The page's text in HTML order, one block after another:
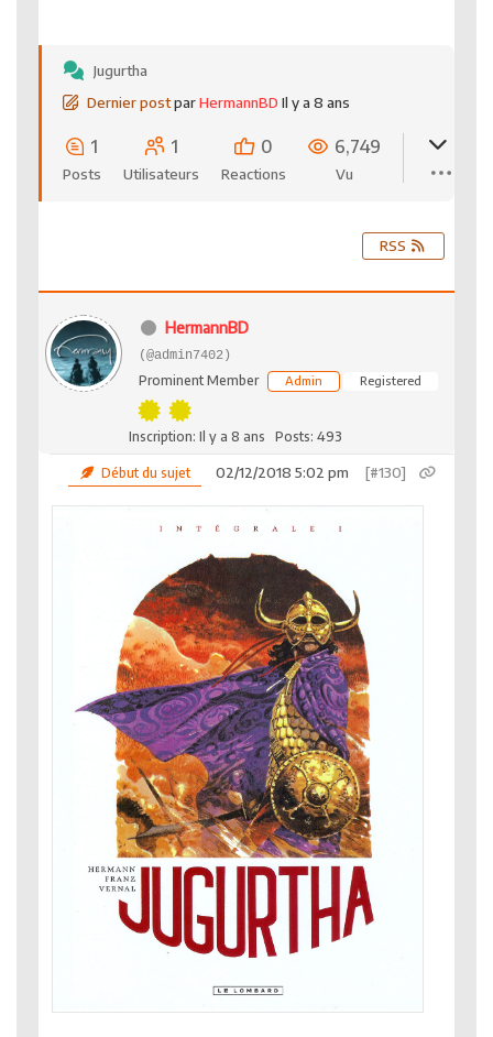
Jugurtha
Dernier postparHermannBD Il y a 8 ans
1
Posts
1
Utilisateurs
0
Reactions
6,749
Vu
RSS
HermannBD
(@admin7402)
Prominent Member Admin Registered
Inscription: Il y a 8 ans Posts: 493
Début du sujet 02/12/2018 5:02 pm [#130]